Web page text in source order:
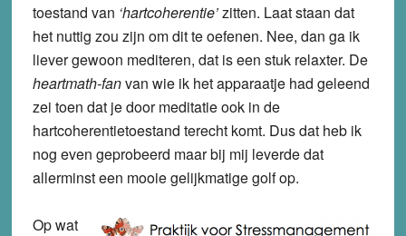
toestand van ‘hartcoherentie’zitten. Laat staan dat
het nuttig zou zijn om dit te oefenen. Nee, dan ga ik
liever gewoon mediteren, dat is een stuk relaxter. De
heartmath-fanvan wie ik het apparaatje had geleend
zei toen dat je door meditatie ook in de
hartcoherentietoestand terecht komt. Dus dat heb ik
nog even geprobeerd maar bij mij leverde dat
allerminst een mooie gelijkmatige golf op.
Op wat